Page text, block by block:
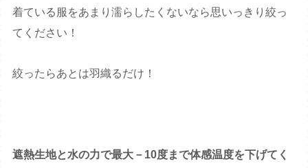
着ている服をあまり濡らしたくないなら思いっきり絞っ
てください！
絞ったらあとは羽織るだけ！
遮熱生地と水の力で最大－10度まで体感温度を下げてく